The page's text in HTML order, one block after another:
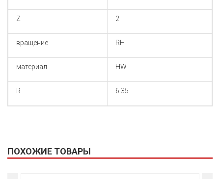
Z 2
вращение RH
материал HW
R 6.35
ПОХОЖИЕ ТОВАРЫ